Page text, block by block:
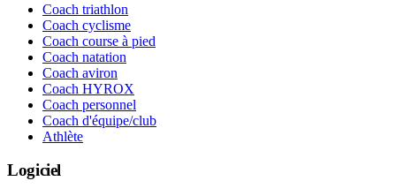
Coach triathlon
Coach cyclisme
Coach course à pied
Coach natation
Coach aviron
Coach HYROX
Coach personnel
Coach d'équipe/club
Athlète
Logiciel